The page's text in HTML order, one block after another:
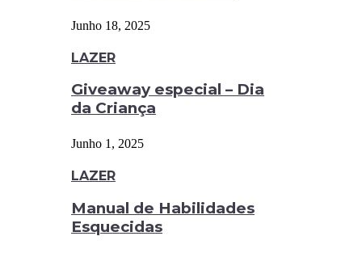
Junho 18, 2025
LAZER
Giveaway especial – Dia
da Criança
Junho 1, 2025
LAZER
Manual de Habilidades
Esquecidas